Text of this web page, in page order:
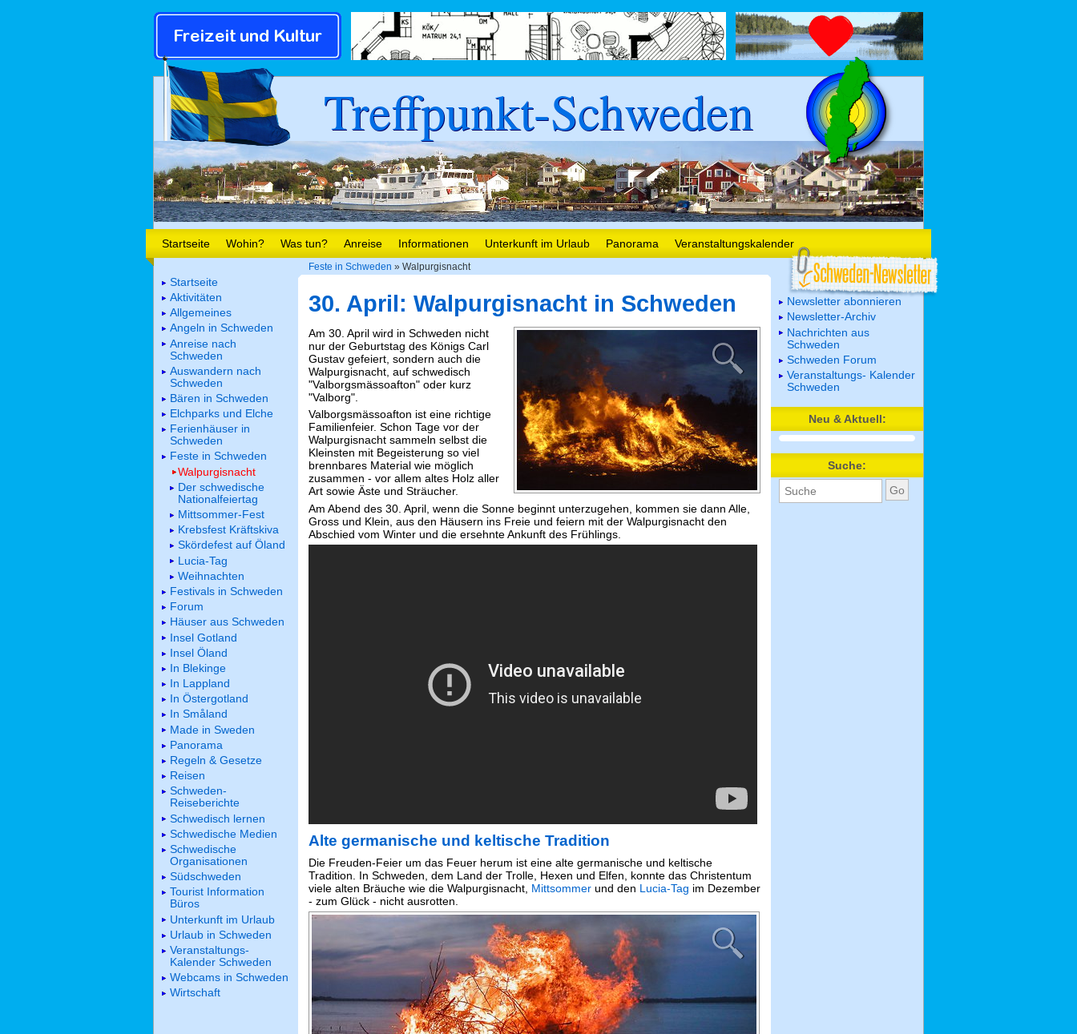
Treffpunkt-Schweden
Startseite Wohin? Was tun? Anreise Informationen Unterkunft im Urlaub Panorama Veranstaltungskalender
Feste in Schweden » Walpurgisnacht
30. April: Walpurgisnacht in Schweden
Am 30. April wird in Schweden nicht
nur der Geburtstag des Königs Carl
Gustav gefeiert, sondern auch die
Walpurgisnacht, auf schwedisch
"Valborgsmässoafton" oder kurz
"Valborg".
Valborgsmässoafton ist eine richtige
Familienfeier. Schon Tage vor der
Walpurgisnacht sammeln selbst die
Kleinsten mit Begeisterung so viel
brennbares Material wie möglich
zusammen - vor allem altes Holz aller
Art sowie Äste und Sträucher.
Am Abend des 30. April, wenn die Sonne beginnt unterzugehen, kommen sie dann Alle,
Gross und Klein, aus den Häusern ins Freie und feiern mit der Walpurgisnacht den
Abschied vom Winter und die ersehnte Ankunft des Frühlings.
Alte germanische und keltische Tradition
Die Freuden-Feier um das Feuer herum ist eine alte germanische und keltische
Tradition. In Schweden, dem Land der Trolle, Hexen und Elfen, konnte das Christentum
viele alten Bräuche wie die Walpurgisnacht, Mittsommer und den Lucia-Tag im Dezember
- zum Glück - nicht ausrotten.
Startseite
Aktivitäten
Allgemeines
Angeln in Schweden
Anreise nach
Schweden
Auswandern nach
Schweden
Bären in Schweden
Elchparks und Elche
Ferienhäuser in
Schweden
Feste in Schweden
Walpurgisnacht
Der schwedische
Nationalfeiertag
Mittsommer-Fest
Krebsfest Kräftskiva
Skördefest auf Öland
Lucia-Tag
Weihnachten
Festivals in Schweden
Forum
Häuser aus Schweden
Insel Gotland
Insel Öland
In Blekinge
In Lappland
In Östergotland
In Småland
Made in Sweden
Panorama
Regeln & Gesetze
Reisen
Schweden-
Reiseberichte
Schwedisch lernen
Schwedische Medien
Schwedische
Organisationen
Südschweden
Tourist Information
Büros
Unterkunft im Urlaub
Urlaub in Schweden
Veranstaltungs-
Kalender Schweden
Webcams in Schweden
Wirtschaft
Newsletter abonnieren
Newsletter-Archiv
Nachrichten aus
Schweden
Schweden Forum
Veranstaltungs- Kalender
Schweden
Neu & Aktuell:
Suche: